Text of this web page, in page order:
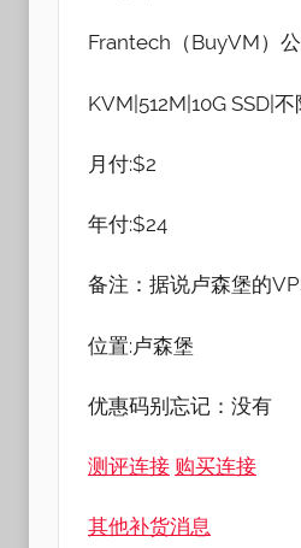
Frantech（BuyVM）
KVM|512M|10G SSD|不
月付:$2
年付:$24
备注：据说卢森堡的
位置:卢森堡
优惠码别忘记：没有
测评连接 购买连接
其他补货消息